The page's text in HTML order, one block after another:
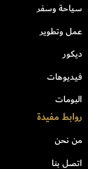
سياحة وسفر
عمل وتطوير
ديكور
فيديوهات
البومات
روابط مفيدة
من نحن
اتصل بنا